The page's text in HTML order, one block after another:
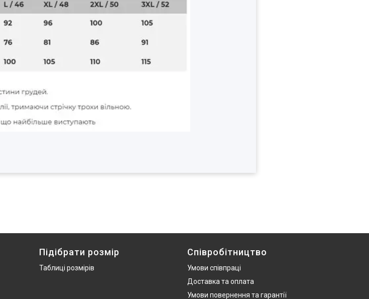
Підібрати розмір
Таблиці розмірів
Співробітництво
Умови співпраці
Доставка та оплата
Умови повернення та гарантії